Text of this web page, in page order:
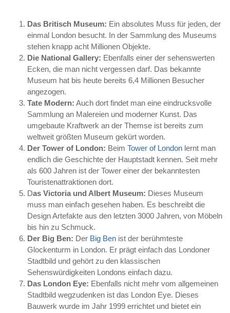
Das Britisch Museum: Ein absolutes Muss für jeden, der
einmal London besucht. In der Sammlung des Museums
stehen knapp acht Millionen Objekte.
Die National Gallery: Ebenfalls einer der sehenswerten
Ecken, die man nicht vergessen darf. Das bekannte
Museum hat bis heute bereits 6,4 Millionen Besucher
angezogen.
Tate Modern: Auch dort findet man eine eindrucksvolle
Sammlung an Malereien und moderner Kunst. Das
umgebaute Kraftwerk an der Themse ist bereits zum
weltweit größten Museum gekürt worden.
Der Tower of London: BeimTower of London lernt man
endlich die Geschichte der Hauptstadt kennen. Seit mehr
als 600 Jahren ist der Tower einer der bekanntesten
Touristenattraktionen dort.
Das Victoria und Albert Museum: Dieses Museum
muss man einfach gesehen haben. Es beschreibt die
Design Artefakte aus den letzten 3000 Jahren, von Möbeln
bis hin zu Schmuck.
Der Big Ben: Der Big Ben ist der berühmteste
Glockenturm in London. Er prägt einfach das Londoner
Stadtbild und gehört zu den klassischen
Sehenswürdigkeiten Londons einfach dazu.
Das London Eye: Ebenfalls nicht mehr vom allgemeinen
Stadtbild wegzudenken ist das London Eye. Dieses
Bauwerk wurde im Jahr 1999 errichtet und bietet ein